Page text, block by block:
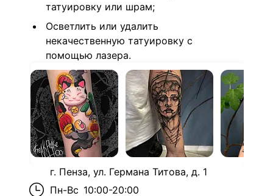
татуировку или шрам;
Осветлить или удалить
некачественную татуировку с
помощью лазера.
г. Пенза, ул. Германа Титова, д. 1
Пн-Вс 10:00-20:00